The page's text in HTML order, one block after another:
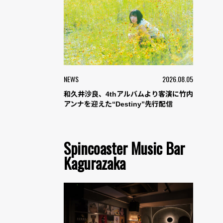
NEWS 2026.08.05
和久井沙良、4thアルバムより客演に竹内
アンナを迎えた“Destiny”先行配信
Spincoaster Music Bar
Kagurazaka